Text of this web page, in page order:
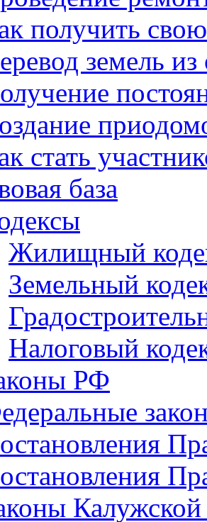
получить
земель
стать
база
Жилищный
Земельный
Налоговый
РФ
Калужской